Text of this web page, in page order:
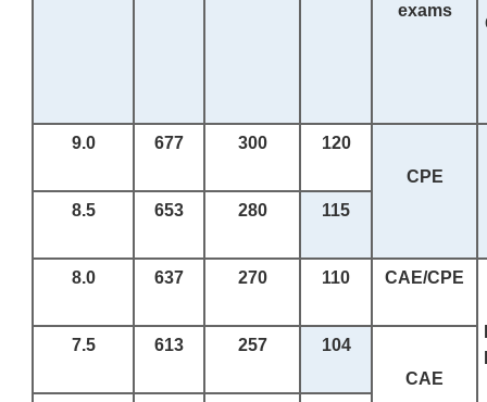
exams
9.0 677 300
120
CPE
8.5
653 280 115
8.0 637 270 110 CAE/CPE
7.5 613 257 104
CAE